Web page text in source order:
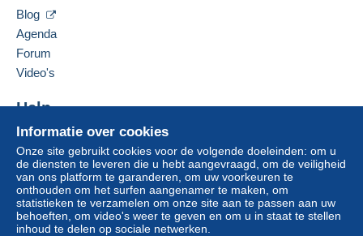
wordt door de verkoper terugbetaald aan de koper.
Een onbetaalde aankoop kan gevolgen hebben
voor de rekening van de koper.
Als de verkoopvoorwaarden van de verkoper
betalingsvoorwaarden van de website van
Delcampe, zoals gedefinieerd in de
gebruiksvoorwaarden , zijn de enige die van
toepassing zijn.
Aankopen moeten worden betaald binnen14
dagenna ontvangst van de eindafrekening van de
Informatie over cookies
Onze site gebruikt cookies voor de volgende doeleinden: om u
de diensten te leveren die u hebt aangevraagd, om de veiligheid
van ons platform te garanderen, om uw voorkeuren te
onthouden om het surfen aangenamer te maken, om
statistieken te verzamelen om onze site aan te passen aan uw
behoeften, om video's weer te geven en om u in staat te stellen
inhoud te delen op sociale netwerken.
Blog
Agenda
Forum
Video's
Help
Hulpcentrum
Kopen op Delcampe
Verkopen op Delcampe
Een beveiligde website